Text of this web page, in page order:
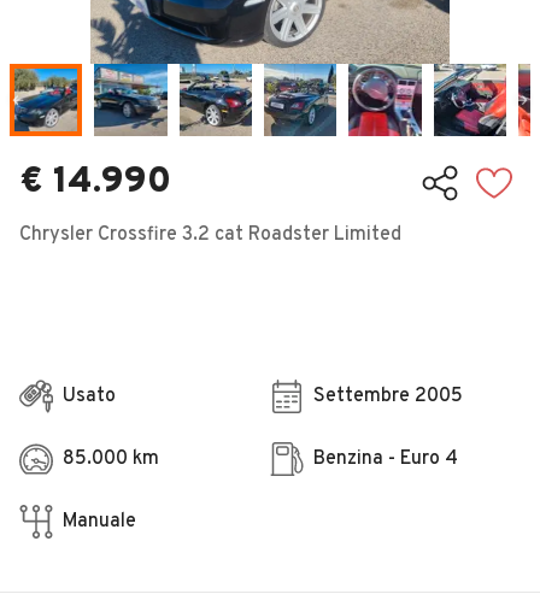
Camper
Veicoli Commerciali
Concessionari
€ 14.990
Chrysler Crossfire 3.2 cat Roadster Limited
Usato Settembre 2005
85.000 km Benzina - Euro 4
Manuale